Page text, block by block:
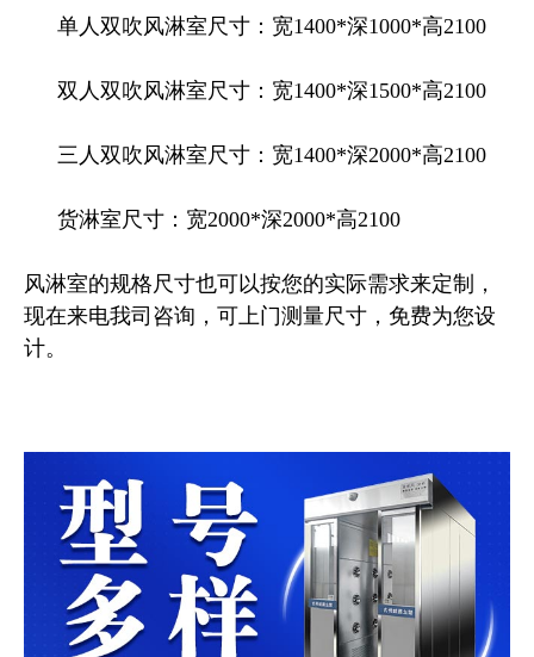
单人双吹风淋室尺寸：宽1400*深1000*高2100
双人双吹风淋室尺寸：宽1400*深1500*高2100
三人双吹风淋室尺寸：宽1400*深2000*高2100
货淋室尺寸：宽2000*深2000*高2100
风淋室的规格尺寸也可以按您的实际需求来定制，
现在来电我司咨询，可上门测量尺寸，免费为您设
计。